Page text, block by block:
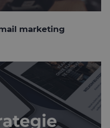
marketing